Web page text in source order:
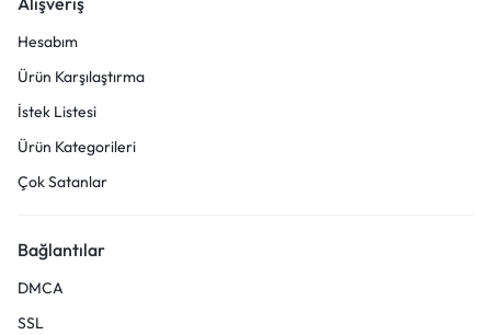
Hesabım
Ürün Karşılaştırma
İstek Listesi
Ürün Kategorileri
Çok Satanlar
Bağlantılar
DMCA
SSL